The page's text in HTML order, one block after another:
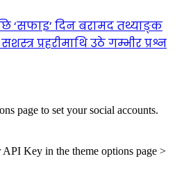
‘सफाइ’ दिन बरामद तथ्याङ्क
प्रहरीमाथि उठे गम्भीर प्रश्न
page to set your social accounts.
API Key in the theme options page >